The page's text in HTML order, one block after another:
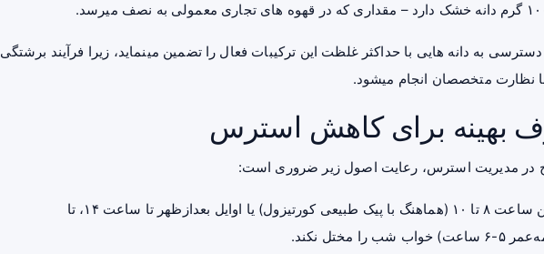
دسترسی به دانه‌ هایی با حداکثر غلظت این ترکیبات فعال را تضمین مینماید، زیرا فرآیند برشتگی
نظارت متخصصان انجام میشود.
بهینه برای کاهش استرس
در مدیریت استرس، رعایت اصول زیر ضروری است:
: صبح بین ساعت ۸ تا ۱۰ (هماهنگ با پیک طبیعی کورتیزول) یا اوایل بعدازظهر تا ساعت ۱۴، تا
مختل نکند.